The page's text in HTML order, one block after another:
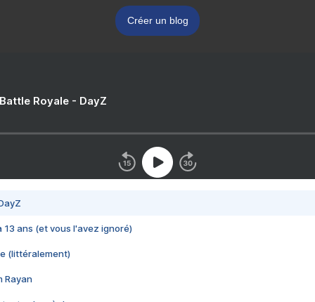
Créer un blog
Royale - DayZ
13 ans (et vous l'avez ignoré)
(littéralement)
Rayan